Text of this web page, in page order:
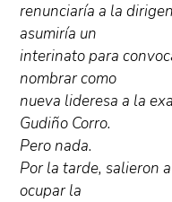
renunciaría a la
asumiría un
interinato para
nombrar como
nueva lideresa a la
Gudiño Corro.
Pero nada.
Por la tarde, salieron
ocupar la